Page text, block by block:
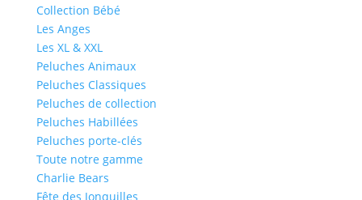
Collection Bébé
Les Anges
Les XL & XXL
Peluches Animaux
Peluches Classiques
Peluches de collection
Peluches Habillées
Peluches porte-clés
Toute notre gamme
Charlie Bears
Fête des Jonquilles